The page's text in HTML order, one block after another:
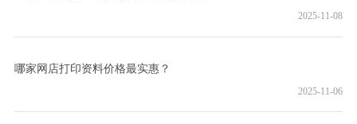
2025-11-08
哪家网店打印资料价格最实惠？
2025-11-06